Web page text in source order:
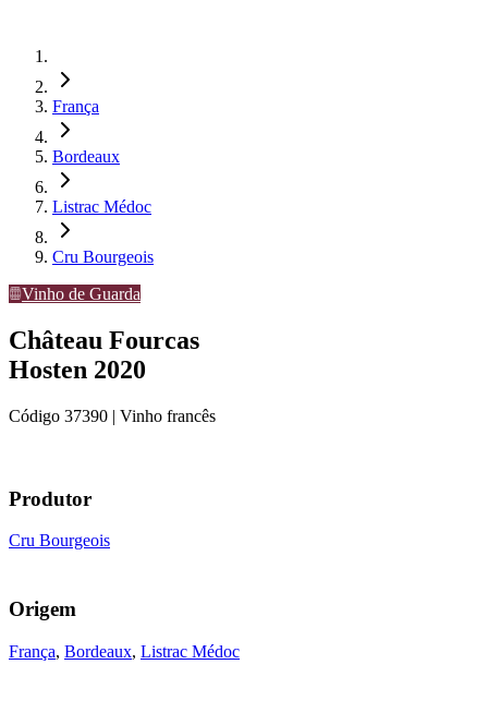
França
Bordeaux
Listrac Médoc
Cru Bourgeois
Vinho de Guarda
Château Fourcas
Hosten 2020
Código 37390 | Vinho francês
Produtor
Cru Bourgeois
Origem
França, Bordeaux, Listrac Médoc